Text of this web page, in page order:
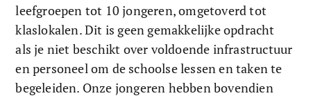
leefgroepen tot 10 jongeren, omgetoverd tot
klaslokalen. Dit is geen gemakkelijke opdracht
als je niet beschikt over voldoende infrastructuur
en personeel om de schoolse lessen en taken te
begeleiden. Onze jongeren hebben bovendien